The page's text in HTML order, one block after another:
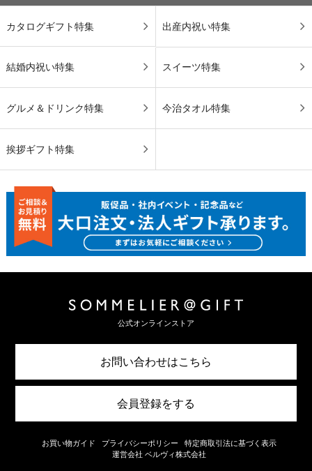
カタログギフト特集 出産内祝い特集
結婚内祝い特集 スイーツ特集
グルメ＆ドリンク特集 今治タオル特集
挨拶ギフト特集
公式オンラインストア
お問い合わせはこちら
会員登録をする
お買い物ガイド プライバシーポリシー
特定商取引法に基づく表示
運営会社 ベルヴィ株式会社